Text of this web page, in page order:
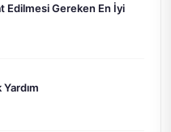
Edilmesi Gereken En İyi